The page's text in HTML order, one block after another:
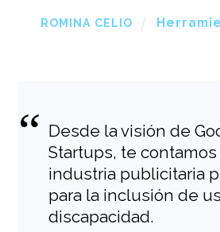
ROMINA CELIO
Desde la visión de
Startups, te
industria publicitaria
para la inclusión de
discapacidad.